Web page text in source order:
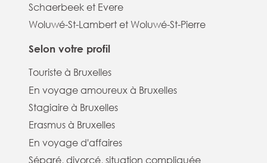
Schaerbeek et Evere
Woluwé-St-Lambert et Woluwé-St-Pierre
Selon votre profil
Touriste à Bruxelles
En voyage amoureux à Bruxelles
Stagiaire à Bruxelles
Erasmus à Bruxelles
En voyage d'affaires
Séparé, divorcé, situation compliquée